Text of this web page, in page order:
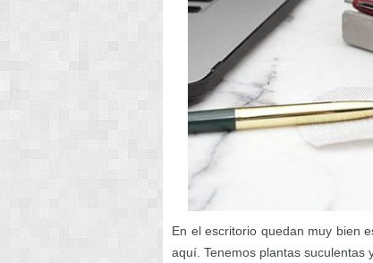
En el escritorio quedan muy bien
aquí. Tenemos plantas suculentas